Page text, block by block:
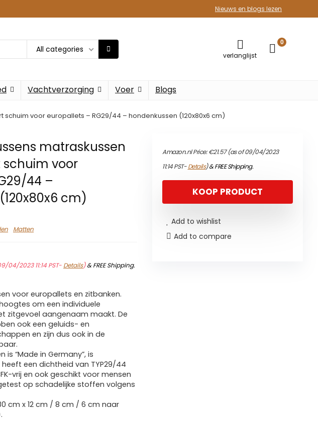
Nieuws en blogs lezen
All categories
verlanglijst
0
Vachtverzorging Voer Blogs
voor europallets – RG29/44 – hondenkussen (120x80x6 cm)
matraskussen
voor
44 –
cm)
Matten
04/2023 11:14 PST- Details)&FREE Shipping.
voor europallets en zitbanken.
om een individuele
zitgevoel aangenaam maakt. De
ook een geluids- en
en zijn dus ook in de
is “Made in Germany”, is
een dichtheid van TYP29/44
vrij en ook geschikt voor mensen
op schadelijke stoffen volgens
cm x 12 cm / 8 cm / 6 cm naar
Amazon.nl Price:€21.57(as of 09/04/2023
11:14 PST-Details)&FREE Shipping.
KOOP PRODUCT
Add to wishlist
Add to compare